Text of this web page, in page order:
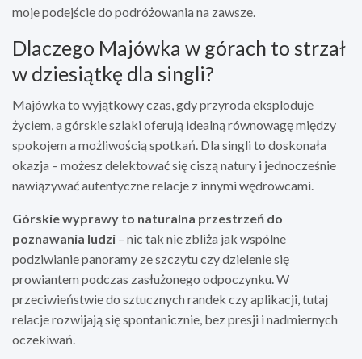
moje podejście do podróżowania na zawsze.
Dlaczego Majówka w górach to strzał
w dziesiątkę dla singli?
Majówka to wyjątkowy czas, gdy przyroda eksploduje
życiem, a górskie szlaki oferują idealną równowagę między
spokojem a możliwością spotkań. Dla singli to doskonała
okazja – możesz delektować się ciszą natury i jednocześnie
nawiązywać autentyczne relacje z innymi wędrowcami.
Górskie wyprawy to naturalna przestrzeń do
poznawania ludzi – nic tak nie zbliża jak wspólne
podziwianie panoramy ze szczytu czy dzielenie się
prowiantem podczas zasłużonego odpoczynku. W
przeciwieństwie do sztucznych randek czy aplikacji, tutaj
relacje rozwijają się spontanicznie, bez presji i nadmiernych
oczekiwań.